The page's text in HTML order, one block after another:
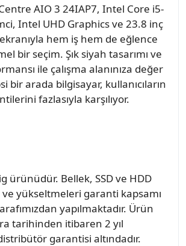
AIO 3 24IAP7, Intel Core i5-
Intel UHD Graphics ve 23.8 inç
hem iş hem de eğlence
bir seçim. Şık siyah tasarımı ve
ile çalışma alanınıza değer
bir arada bilgisayar, kullanıcıların
fazlasıyla karşılıyor.
ürünüdür. Bellek, SSD ve HDD
yükseltmeleri garanti kapsamı
yapılmaktadır. Ürün
tarihinden itibaren 2 yıl
garantisi altındadır.